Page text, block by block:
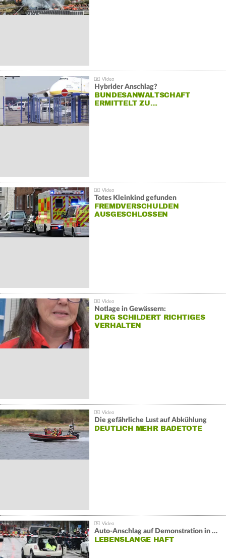
Hybrider Anschlag?
BUNDESANWALTSCHAFT
ERMITTELT ZU…
Totes Kleinkind gefunden
FREMDVERSCHULDEN
AUSGESCHLOSSEN
Notlage in Gewässern:
DLRG SCHILDERT RICHTIGES
VERHALTEN
Die gefährliche Lust auf Abkühlung
DEUTLICH MEHR BADETOTE
Auto-Anschlag auf Demonstration in München:
LEBENSLANGE HAFT